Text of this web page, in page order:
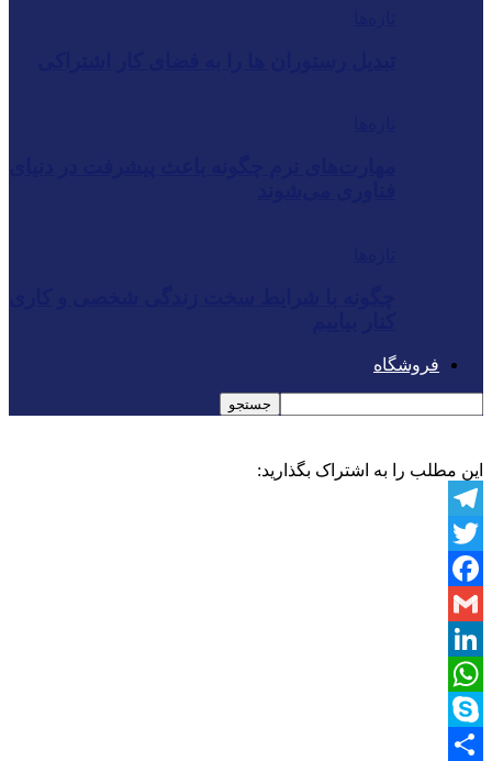
فروشگاه
این مطلب را به اشتراک بگذارید:
Telegram
Twitter
Facebook
Gmail
LinkedIn
WhatsApp
Skype